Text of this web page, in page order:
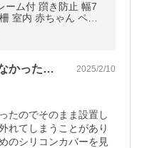
ーム付 躓き防止 幅7
室内 赤ちゃん ペッ
安全対策 スチール
建具に両面テープをつけたくなかったので… 2025/2/10
たのでそのまま設置し
れてしまうことがあり
のシリコンカバーを見